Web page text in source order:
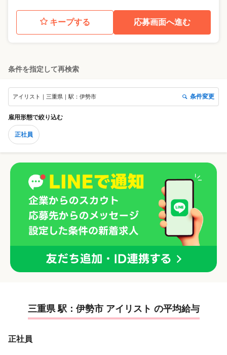
キープする 応募画面へ進む
条件を指定して再検索
アイリスト｜三重県｜駅：伊勢市 条件変更
雇用形態で絞り込む
正社員
三重県 駅：伊勢市 アイリスト の平均給与
正社員